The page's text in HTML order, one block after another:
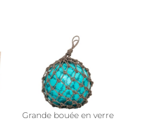
Grande bouée en verre